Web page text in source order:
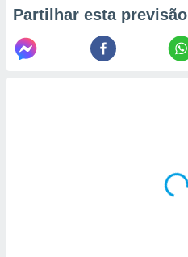
Partilhar esta previsão